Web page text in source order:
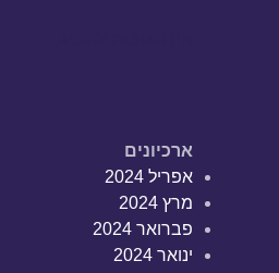
ארכיונים
אפריל 2024
מרץ 2024
פברואר 2024
ינואר 2024